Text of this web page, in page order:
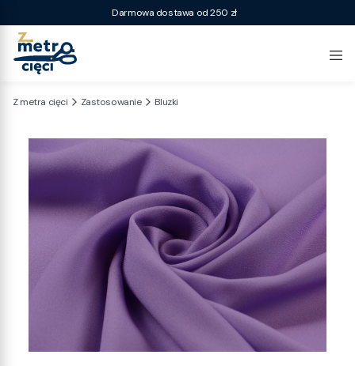
Darmowa dostawa od 250 zł
Z metra cięci Zastosowanie Bluzki